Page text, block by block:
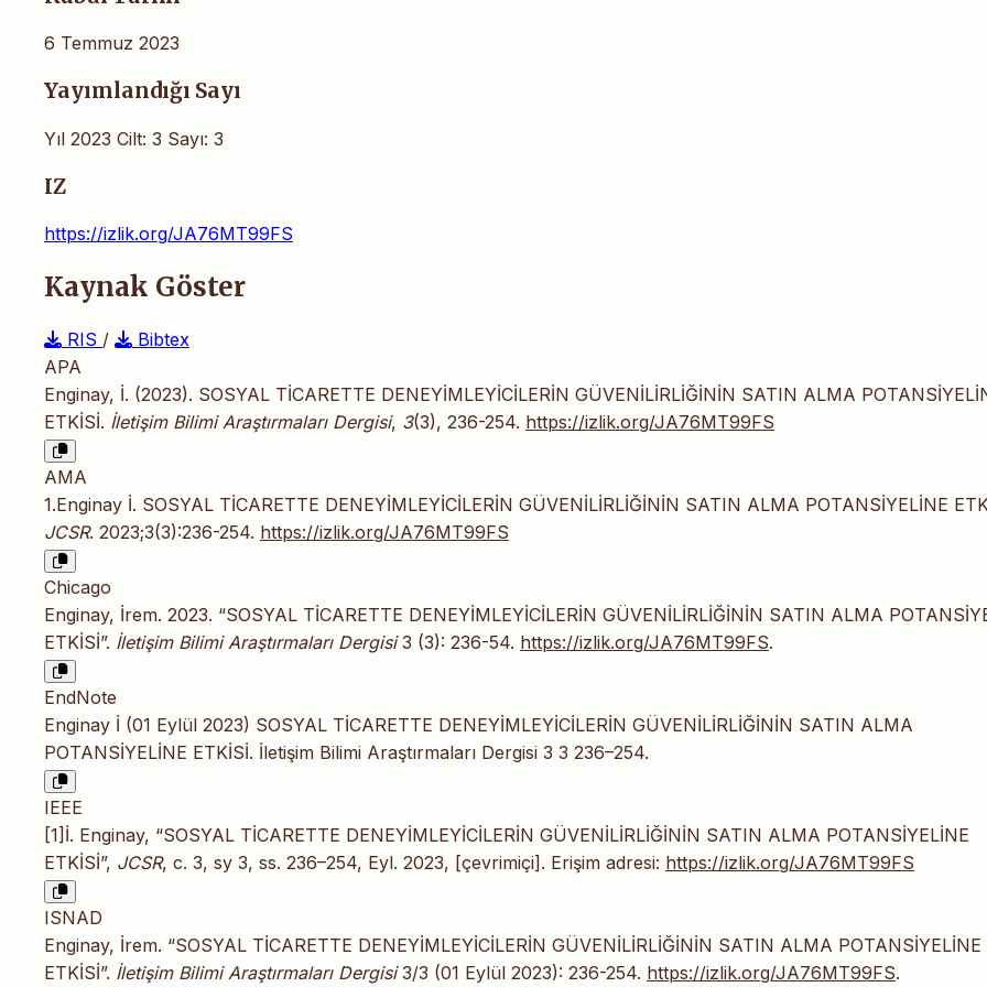
6 Temmuz 2023
Yayımlandığı Sayı
Yıl 2023 Cilt: 3 Sayı: 3
IZ
https://izlik.org/JA76MT99FS
Kaynak Göster
RIS /
Bibtex
APA
Enginay, İ. (2023). SOSYAL TİCARETTE DENEYİMLEYİCİLERİN GÜVENİLİRLİĞİNİN SATIN ALMA
ETKİSİ. İletişim Bilimi Araştırmaları Dergisi, 3(3), 236-254. https://izlik.org/JA76MT99FS
AMA
1.Enginay İ. SOSYAL TİCARETTE DENEYİMLEYİCİLERİN GÜVENİLİRLİĞİNİN SATIN ALMA POTANSİYELİNE
JCSR. 2023;3(3):236-254. https://izlik.org/JA76MT99FS
Chicago
Enginay, İrem. 2023. “SOSYAL TİCARETTE DENEYİMLEYİCİLERİN GÜVENİLİRLİĞİNİN SATIN ALMA
ETKİSİ”. İletişim Bilimi Araştırmaları Dergisi3 (3): 236-54. https://izlik.org/JA76MT99FS.
EndNote
Enginay İ (01 Eylül 2023) SOSYAL TİCARETTE DENEYİMLEYİCİLERİN GÜVENİLİRLİĞİNİN SATIN ALMA
POTANSİYELİNE ETKİSİ. İletişim Bilimi Araştırmaları Dergisi 3 3 236–254.
IEEE
[1]İ. Enginay, “SOSYAL TİCARETTE DENEYİMLEYİCİLERİN GÜVENİLİRLİĞİNİN SATIN ALMA POTANSİYELİNE
ETKİSİ”, JCSR, c. 3, sy 3, ss. 236–254, Eyl. 2023, [çevrimiçi]. Erişim adresi: https://izlik.org/JA76MT99FS
ISNAD
Enginay, İrem. “SOSYAL TİCARETTE DENEYİMLEYİCİLERİN GÜVENİLİRLİĞİNİN SATIN ALMA POTANSİYELİNE
ETKİSİ”. İletişim Bilimi Araştırmaları Dergisi3/3 (01 Eylül 2023): 236-254. https://izlik.org/JA76MT99FS.